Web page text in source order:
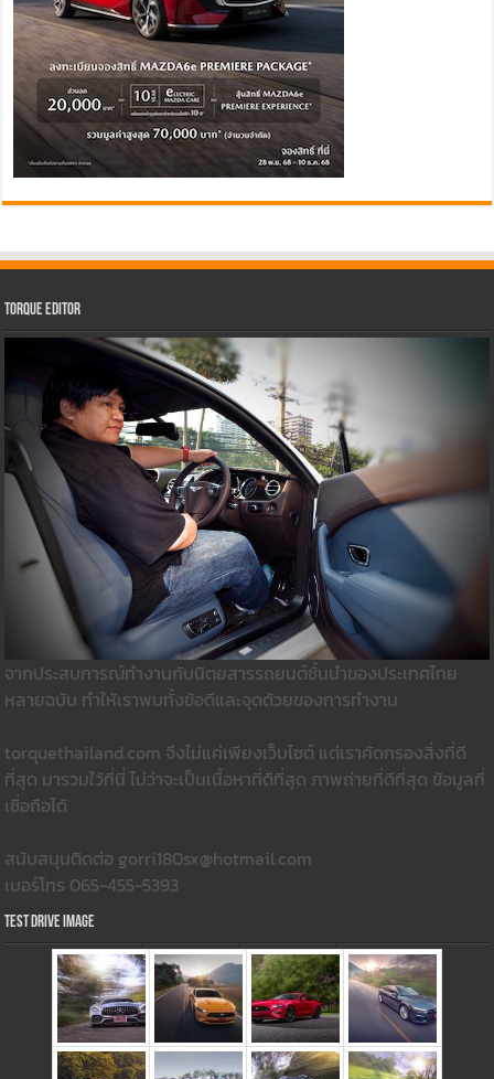
Torque Editor
จากประสบการณ์ทำงานกับนิตยสารรถยนต์ชั้นนำของประเทศไทย
หลายฉบับ ทำให้เราพบทั้งข้อดีและจุดด้วยของการทำงาน
torquethailand.com จึงไม่แค่เพียงเว็บไซต์ แต่เราคัดกรองสิ่งที่ดี
ที่สุด มารวมใว้ที่นี่ ไม่ว่าจะเป็นเนื้อหาที่ดีที่สุด ภาพถ่ายที่ดีที่สุด ข้อมูลที่
เชื่อถือได้
สนับสนุนติดต่อ gorri180sx@hotmail.com
เบอร์โทร 065-455-5393
Test Drive Image